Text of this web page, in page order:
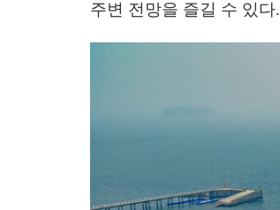
주변 전망을 즐길 수 있다.